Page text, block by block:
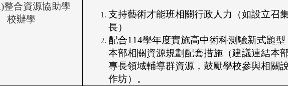
整合資源協助學
校辦學
支持藝術才能班相關行政人力（如設立召
長）
配合114學年度實施高中術科測驗新式題型
本部相關資源規劃配套措施（建議連結本
專長領域輔導群資源，鼓勵學校參與相關
作坊）。